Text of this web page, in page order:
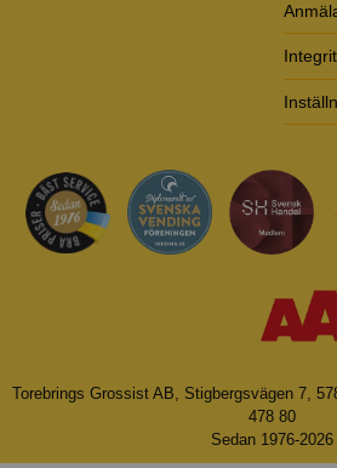
Torebrings Grossist AB, Stigbergsvägen 7,
478 80
Sedan 1976-2026